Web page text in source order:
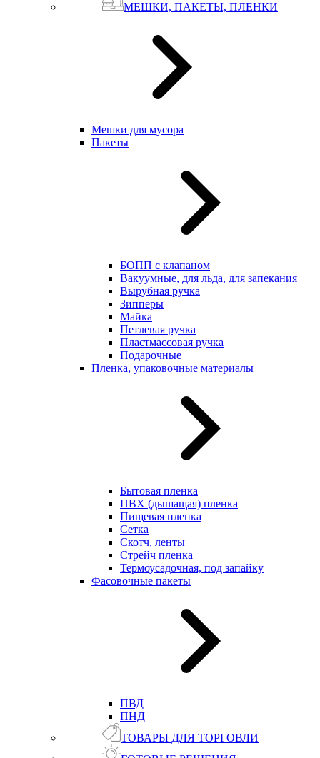
МЕШКИ, ПАКЕТЫ, ПЛЕНКИ
Мешки для мусора
Пакеты
БОПП с клапаном
Вакуумные, для льда, для запекания
Вырубная ручка
Зипперы
Майка
Петлевая ручка
Пластмассовая ручка
Подарочные
Пленка, упаковочные материалы
Бытовая пленка
ПВХ (дышащая) пленка
Пищевая пленка
Сетка
Скотч, ленты
Стрейч пленка
Термоусадочная, под запайку
Фасовочные пакеты
ПВД
ПНД
ТОВАРЫ ДЛЯ ТОРГОВЛИ